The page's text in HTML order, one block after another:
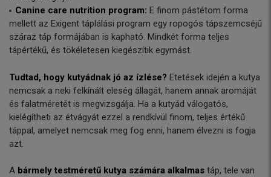
Canine care nutrition program: E finom pástétom forma
mellett az Exigent táplálási program egy ropogós tápszemcséjű
száraz táp formájában is kapható. Mindkét forma teljes
tápértékű, és tökéletesen kiegészítik egymást.
Tudtad, hogy kutyádnak jó az ízlése? Etetések idején a kutya
nemcsak a neki felkínált eleség állagát, hanem annak aromáját
és falatméretét is megvizsgálja. Ha a kutyád válogatós,
kielégítheti az étvágyát ezzel a rendkívül finom, teljes értékű
táppal, amelyet nemcsak meg fog enni, hanem élvezni is fogja
azt.
A bármely testméretű kutya számára alkalmas táp, tele van